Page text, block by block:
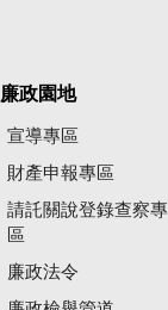
廉政園地
宣導專區
財產申報專區
請託關說登錄查察專
區
廉政法令